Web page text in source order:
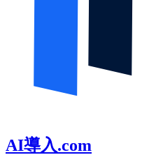
AI導入.com